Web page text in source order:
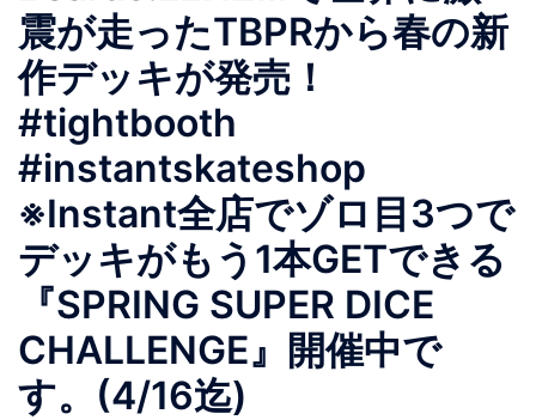
ー
震が走ったTBPRから春の新
作デッキが発売！
#tightbooth
#instantskateshop
※Instant全店でゾロ目3つで
デッキがもう1本GETできる
『SPRING SUPER DICE
CHALLENGE』開催中で
す。(4/16迄)